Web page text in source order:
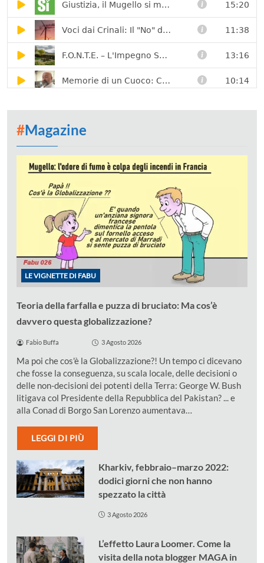
#Magazine
LE VIGNETTE DI FABU
Teoria della farfalla e puzza di bruciato: Ma cos’è
davvero questa globalizzazione?
Fabio Buffa 3 Agosto 2026
Ma poi che cos'è la Globalizzazione?! Un tempo ci dicevano
che fosse la conseguenza, su scala locale, delle decisioni o
delle non-decisioni dei potenti della Terra: George W. Bush
litigava col Presidente della Repubblica del Pakistan? ... e
alla Conad di Borgo San Lorenzo aumentava…
LEGGI DI PIÙ
Kharkiv, febbraio–marzo 2022:
dodici giorni che non hanno
spezzato la città
3 Agosto 2026
L’effetto Laura Loomer. Come la
visita della nota blogger MAGA in